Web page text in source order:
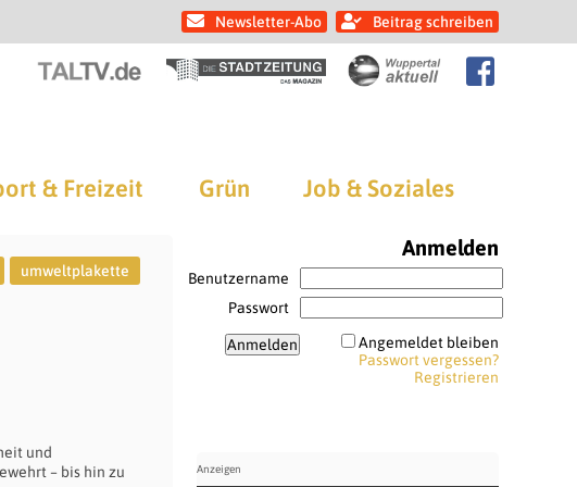
Newsletter-Abo Beitrag schreiben
& Freizeit Grün Job & Soziales
umweltplakette
und
– bis hin zu
Anmelden
Benutzername
Passwort
Angemeldet bleiben
Passwort vergessen?
Registrieren